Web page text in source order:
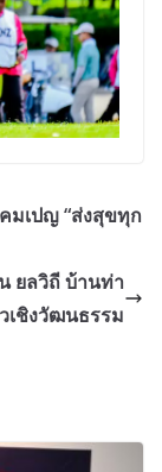
มเปญ “ส่งสุขทุก
ยลวิถี บ้านท่า
เชิงวัฒนธรรม